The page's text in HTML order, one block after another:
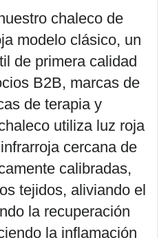
chaleco de
modelo clásico, un
de primera calidad
B2B, marcas de
de terapia y
utiliza luz roja
cercana de
calibradas,
tejidos, aliviando el
la recuperación
la inflamación